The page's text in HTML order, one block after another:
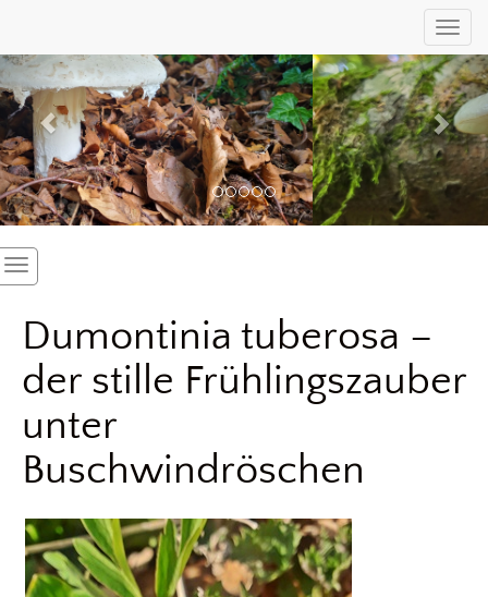
Dumontinia tuberosa –
der stille Frühlingszauber
unter
Buschwindröschen